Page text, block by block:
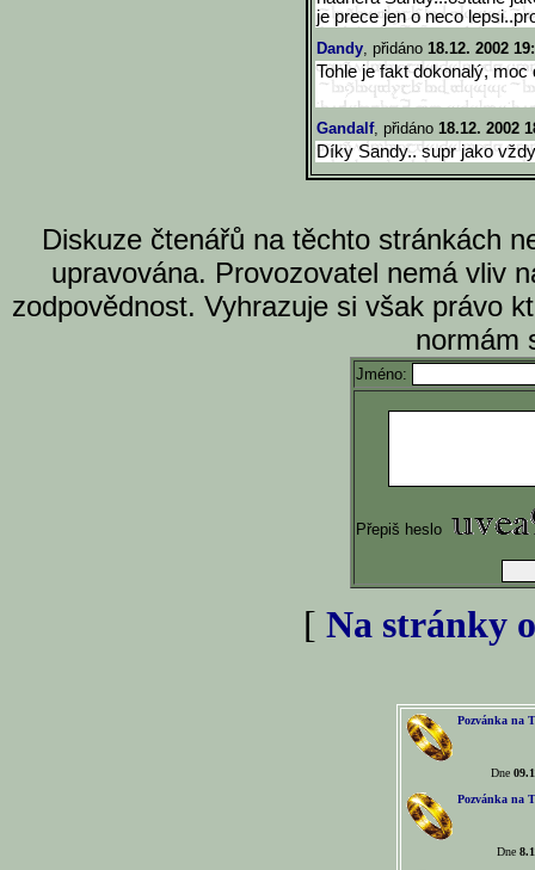
je prece jen o neco
Dandy, přidáno 18.12. 2002
Tohle je fakt dokonalý,
Gandalf, přidáno 18.12. 2002
Díky Sandy.. supr jako
Diskuze čtenářů na těchto stránkách
upravována. Provozovatel nemá vliv
zodpovědnost. Vyhrazuje si však právo
normám
Jméno:
Přepiš heslo
[ Na stránky
Pozvánka na
Dne
Pozvánka na
Dne